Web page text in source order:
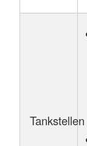
Tankstellen